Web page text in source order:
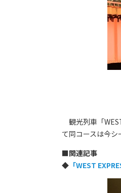
観光列車「
て同コースは今シ
■関連記事
◆ 「WEST